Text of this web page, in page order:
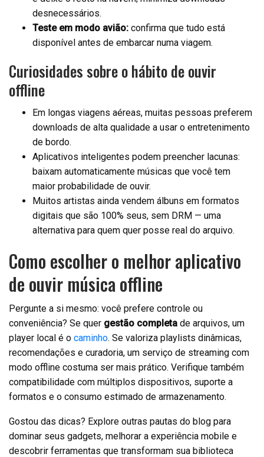
desnecessários.
Teste em modo avião: confirma que tudo está
disponível antes de embarcar numa viagem.
Curiosidades sobre o hábito de ouvir
offline
Em longas viagens aéreas, muitas pessoas preferem
downloads de alta qualidade a usar o entretenimento
de bordo.
Aplicativos inteligentes podem preencher lacunas:
baixam automaticamente músicas que você tem
maior probabilidade de ouvir.
Muitos artistas ainda vendem álbuns em formatos
digitais que são 100% seus, sem DRM — uma
alternativa para quem quer posse real do arquivo.
Como escolher o melhor aplicativo
de ouvir música offline
Pergunte a si mesmo: você prefere controle ou
conveniência? Se quer gestão completa de arquivos, um
player local é o caminho. Se valoriza playlists dinâmicas,
recomendações e curadoria, um serviço de streaming com
modo offline costuma ser mais prático. Verifique também
compatibilidade com múltiplos dispositivos, suporte a
formatos e o consumo estimado de armazenamento.
Gostou das dicas? Explore outras pautas do blog para
dominar seus gadgets, melhorar a experiência mobile e
descobrir ferramentas que transformam sua biblioteca